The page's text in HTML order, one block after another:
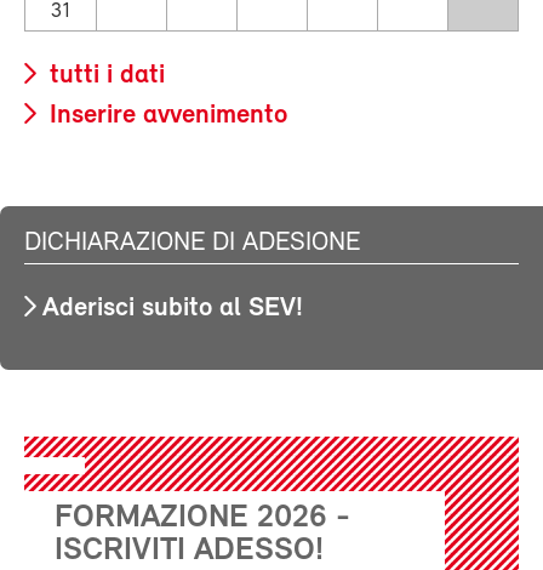
31
tutti i dati
Inserire avvenimento
DICHIARAZIONE DI ADESIONE
Aderisci subito al SEV!
FORMAZIONE 2026 -
ISCRIVITI ADESSO!